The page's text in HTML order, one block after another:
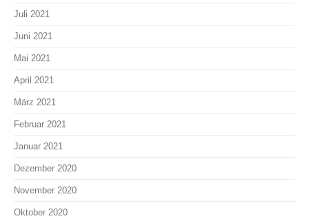
Juli 2021
Juni 2021
Mai 2021
April 2021
März 2021
Februar 2021
Januar 2021
Dezember 2020
November 2020
Oktober 2020